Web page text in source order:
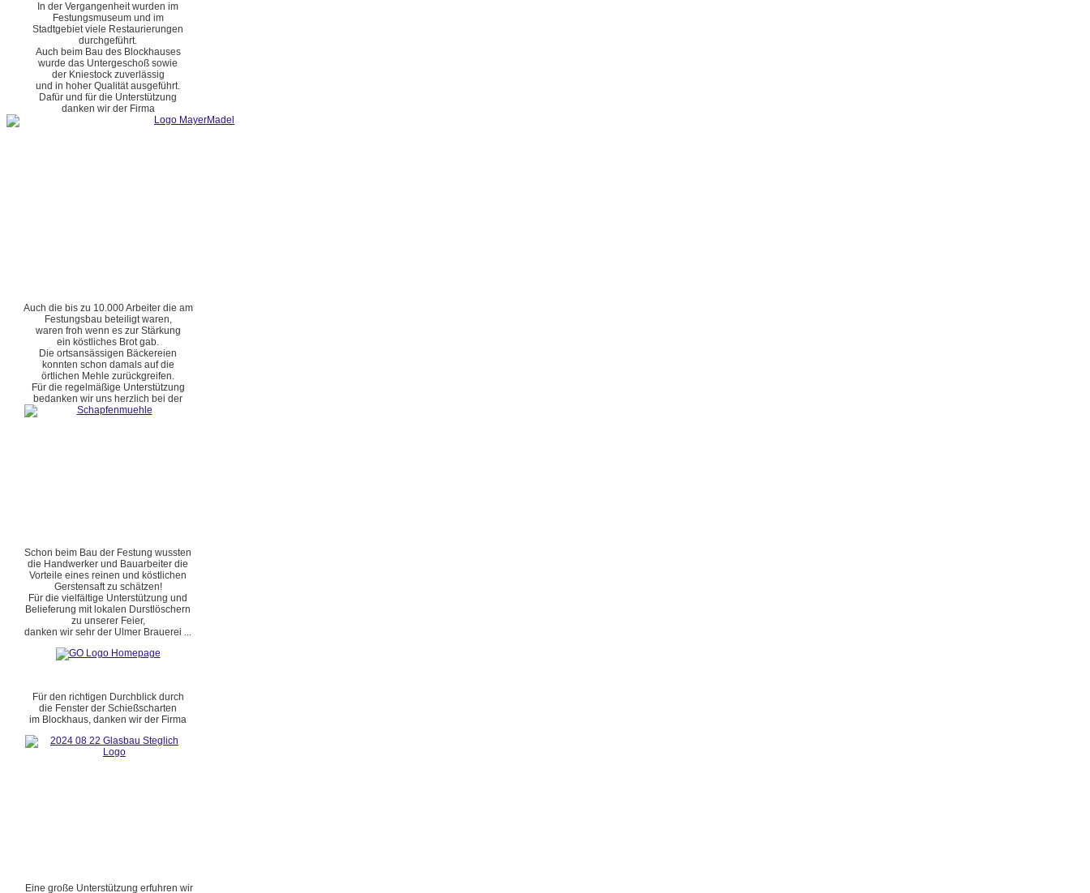
In der Vergangenheit wurden im
Festungsmuseum und im
Stadtgebiet viele Restaurierungen
durchgeführt.
Auch beim Bau des Blockhauses
wurde das Untergeschoß sowie
der Kniestock zuverlässig
und in hoher Qualität ausgeführt.
Dafür und für die Unterstützung
danken wir der Firma
Auch die bis zu 10.000 Arbeiter die am
Festungsbau beteiligt waren,
waren froh wenn es zur Stärkung
ein köstliches Brot gab.
Die ortsansässigen Bäckereien
konnten schon damals auf die
örtlichen Mehle zurückgreifen.
Für die regelmäßige Unterstützung
bedanken wir uns herzlich bei der
Schon beim Bau der Festung wussten
die Handwerker und Bauarbeiter die
Vorteile eines reinen und köstlichen
Gerstensaft zu schätzen!
Für die vielfältige Unterstützung und
Belieferung mit lokalen Durstlöschern
zu unserer Feier,
danken wir sehr der Ulmer Brauerei ...
Für den richtigen Durchblick durch
die Fenster der Schießscharten
im Blockhaus, danken wir der Firma
Eine große Unterstützung erfuhren wir